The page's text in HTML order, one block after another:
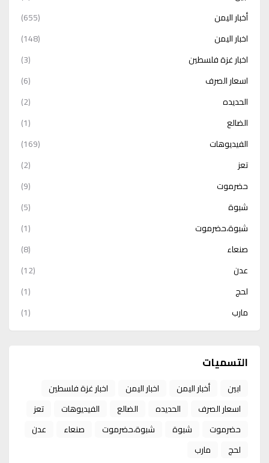
أخبار اليمن
(655)
اخبار اليمن
(148)
اخبار غزة فلسطين
(3)
اسعار الصرف
(6)
الحديده
(2)
الضالع
(1)
الفيديوهات
(169)
تعز
(2)
حضرموت
(9)
شبوة
(5)
شبوة،حضرموت
(1)
صنعاء
(8)
عدن
(12)
لحج
(1)
مارب
(1)
التسميات
ابين أخبار اليمن اخبار اليمن
اخبار غزة فلسطين
اسعار الصرف
الحديده الضالع الفيديوهات
تعز
حضرموت
شبوة شبوة،حضرموت صنعاء
عدن
لحج
مارب